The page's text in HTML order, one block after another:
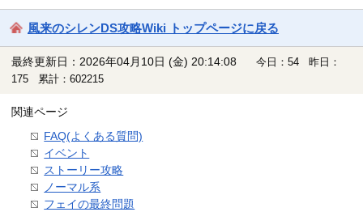
風来のシレンDS攻略Wiki トップページに戻る
最終更新日：2026年04月10日 (金) 20:14:08
今日：54 昨日：
175 累計：602215
関連ページ
FAQ(よくある質問)
イベント
ストーリー攻略
ノーマル系
フェイの最終問題